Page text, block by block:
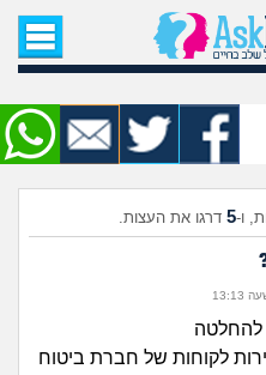
עמוד הבית
שאל שאלה
שאלות חדשות
שאלות שעוררו עניין
עצות חדשות
מה קורה כאן?
ו-5 דרגו את העצות.
להחלטה
לקוחות של חברת ביטוח